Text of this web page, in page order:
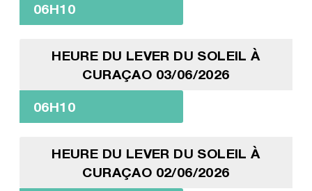
06H10
HEURE DU LEVER DU SOLEIL À
CURAÇAO 03/06/2026
06H10
HEURE DU LEVER DU SOLEIL À
CURAÇAO 02/06/2026